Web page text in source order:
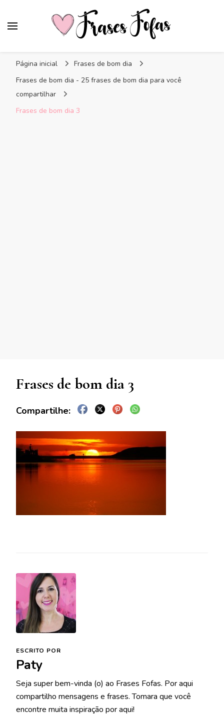
Página inicial
Frases de bom dia
Frases de bom dia - 25 frases de bom dia para você
compartilhar
Frases de bom dia 3
Frases de bom dia 3
ESCRITO POR
Paty
Seja super bem-vinda (o) ao Frases Fofas. Por aqui
compartilho mensagens e frases. Tomara que você
encontre muita inspiração por aqui!